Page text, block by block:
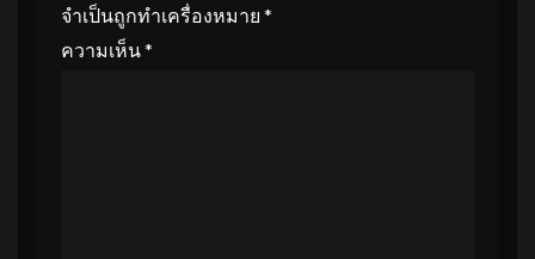
จำเป็นถูกทำเครื่องหมาย *
ความเห็น*